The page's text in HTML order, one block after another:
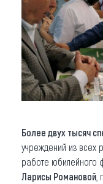
Более двух тысяч
учреждений из всех
работе юбилейного
Ларисы Романовой